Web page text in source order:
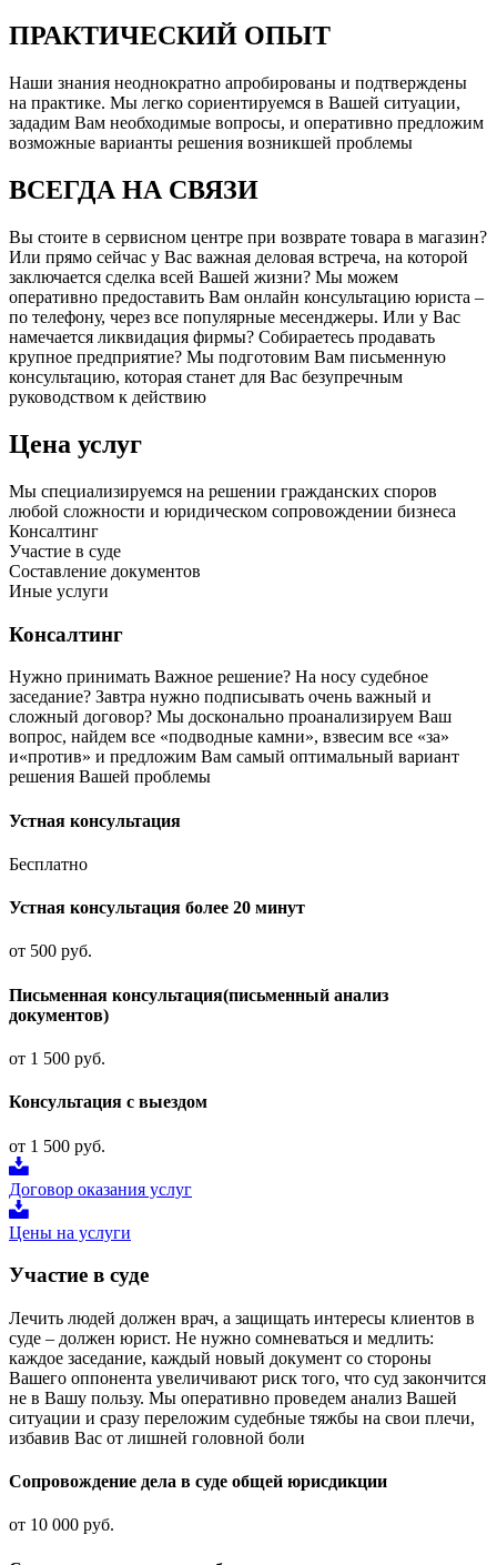
ПРАКТИЧЕСКИЙ ОПЫТ
Наши знания неоднократно апробированы и подтверждены
на практике. Мы легко сориентируемся в Вашей ситуации,
зададим Вам необходимые вопросы, и оперативно предложим
возможные варианты решения возникшей проблемы
ВСЕГДА НА СВЯЗИ
Вы стоите в сервисном центре при возврате товара в магазин?
Или прямо сейчас у Вас важная деловая встреча, на которой
заключается сделка всей Вашей жизни? Мы можем
оперативно предоставить Вам онлайн консультацию юриста –
по телефону, через все популярные месенджеры. Или у Вас
намечается ликвидация фирмы? Собираетесь продавать
крупное предприятие? Мы подготовим Вам письменную
консультацию, которая станет для Вас безупречным
руководством к действию
Цена услуг
Мы специализируемся на решении гражданских споров
любой сложности и юридическом сопровождении бизнеса
Консалтинг
Участие в суде
Составление документов
Иные услуги
Консалтинг
Нужно принимать Важное решение? На носу судебное
заседание? Завтра нужно подписывать очень важный и
сложный договор? Мы досконально проанализируем Ваш
вопрос, найдем все «подводные камни», взвесим все «за»
и«против» и предложим Вам самый оптимальный вариант
решения Вашей проблемы
Устная консультация
Бесплатно
Устная консультация более 20 минут
от 500 руб.
Письменная консультация(письменный анализ
документов)
от 1 500 руб.
Консультация с выездом
от 1 500 руб.
Договор оказания услуг
Цены на услуги
Участие в суде
Лечить людей должен врач, а защищать интересы клиентов в
суде – должен юрист. Не нужно сомневаться и медлить:
каждое заседание, каждый новый документ со стороны
Вашего оппонента увеличивают риск того, что суд закончится
не в Вашу пользу. Мы оперативно проведем анализ Вашей
ситуации и сразу переложим судебные тяжбы на свои плечи,
избавив Вас от лишней головной боли
Сопровождение дела в суде общей юрисдикции
от 10 000 руб.